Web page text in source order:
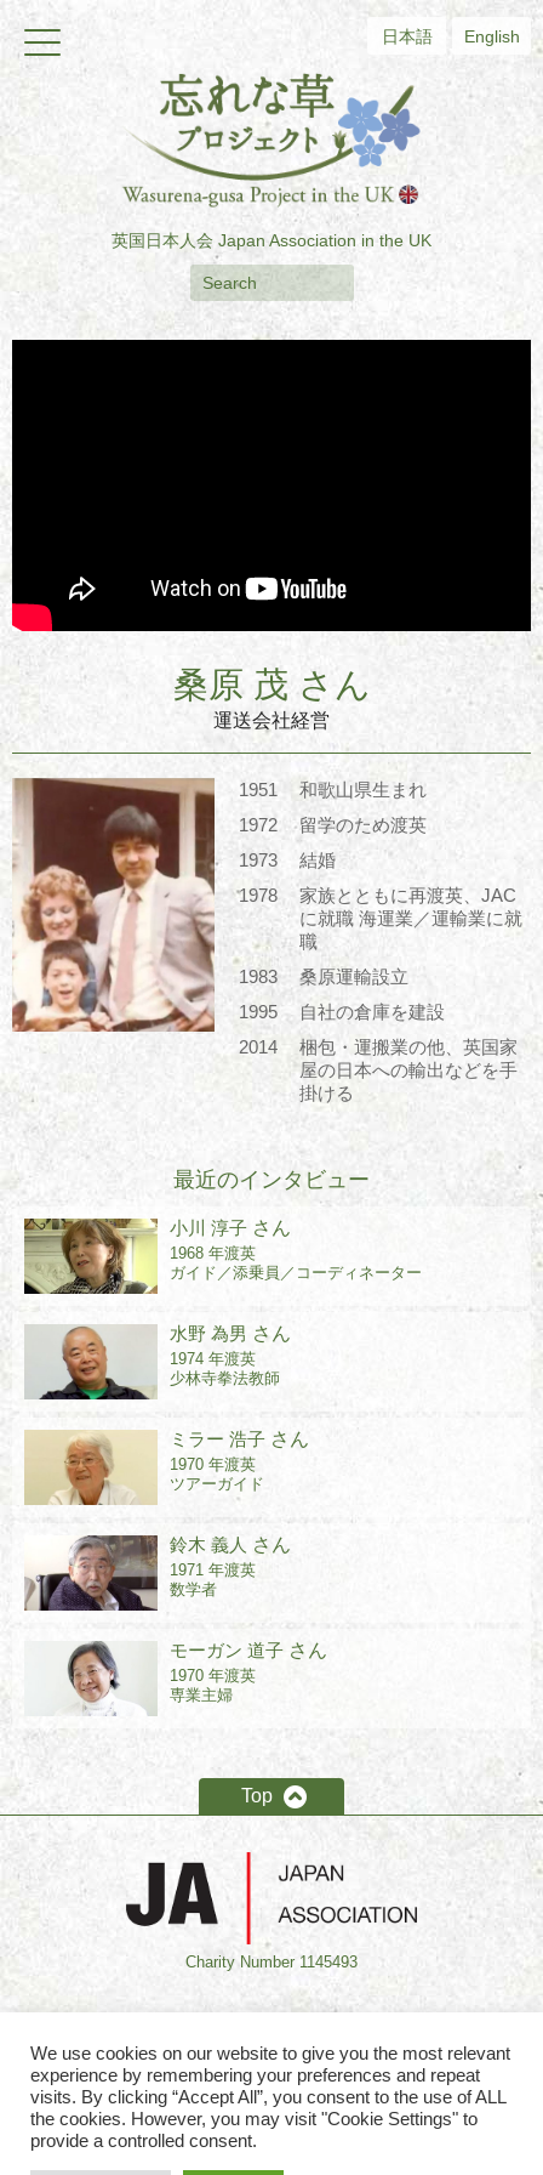
英国日本人会 Japan Association in the UK
日本語 English
桑原 茂 さん
運送会社経営
1951
和歌山県生まれ
1972
留学のため渡英
1973
結婚
1978
家族とともに再渡英、JAC
に就職 海運業／運輸業に就
職
1983
桑原運輸設立
1995
自社の倉庫を建設
2014
梱包・運搬業の他、英国家
屋の日本への輸出などを手
掛ける
最近のインタビュー
小川 淳子 さん
1968 年渡英
ガイド／添乗員／コーディネーター
水野 為男 さん
1974 年渡英
少林寺拳法教師
ミラー 浩子 さん
1970 年渡英
ツアーガイド
鈴木 義人 さん
1971 年渡英
数学者
モーガン 道子 さん
1970 年渡英
専業主婦
Top
Charity Number 1145493
寄付のお願い
We use cookies on our website to give you the most relevant
experience by remembering your preferences and repeat
visits. By clicking “Accept All”, you consent to the use of ALL
the cookies. However, you may visit "Cookie Settings" to
provide a controlled consent.